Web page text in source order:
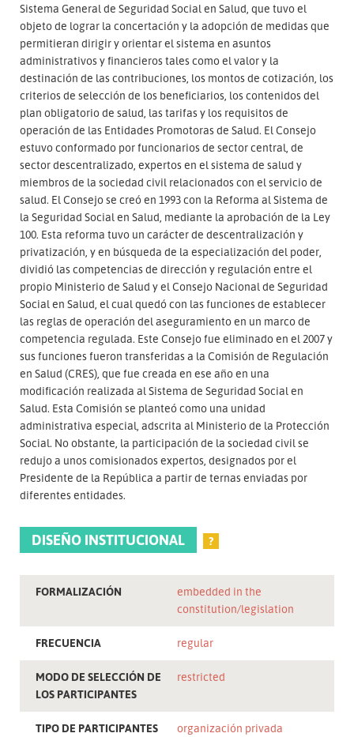
Sistema General de Seguridad Social en Salud, que tuvo el
objeto de lograr la concertación y la adopción de medidas que
permitieran dirigir y orientar el sistema en asuntos
administrativos y financieros tales como el valor y la
destinación de las contribuciones, los montos de cotización, los
criterios de selección de los beneficiarios, los contenidos del
plan obligatorio de salud, las tarifas y los requisitos de
operación de las Entidades Promotoras de Salud. El Consejo
estuvo conformado por funcionarios de sector central, de
sector descentralizado, expertos en el sistema de salud y
miembros de la sociedad civil relacionados con el servicio de
salud. El Consejo se creó en 1993 con la Reforma al Sistema de
la Seguridad Social en Salud, mediante la aprobación de la Ley
100. Esta reforma tuvo un carácter de descentralización y
privatización, y en búsqueda de la especialización del poder,
dividió las competencias de dirección y regulación entre el
propio Ministerio de Salud y el Consejo Nacional de Seguridad
Social en Salud, el cual quedó con las funciones de establecer
las reglas de operación del aseguramiento en un marco de
competencia regulada. Este Consejo fue eliminado en el 2007 y
sus funciones fueron transferidas a la Comisión de Regulación
en Salud (CRES), que fue creada en ese año en una
modificación realizada al Sistema de Seguridad Social en
Salud. Esta Comisión se planteó como una unidad
administrativa especial, adscrita al Ministerio de la Protección
Social. No obstante, la participación de la sociedad civil se
redujo a unos comisionados expertos, designados por el
Presidente de la República a partir de ternas enviadas por
diferentes entidades.
DISEÑO INSTITUCIONAL ?
FORMALIZACIÓN
embedded in the
constitution/legislation
FRECUENCIA regular
MODO DE SELECCIÓN DE
LOS PARTICIPANTES
restricted
TIPO DE PARTICIPANTES organización privada